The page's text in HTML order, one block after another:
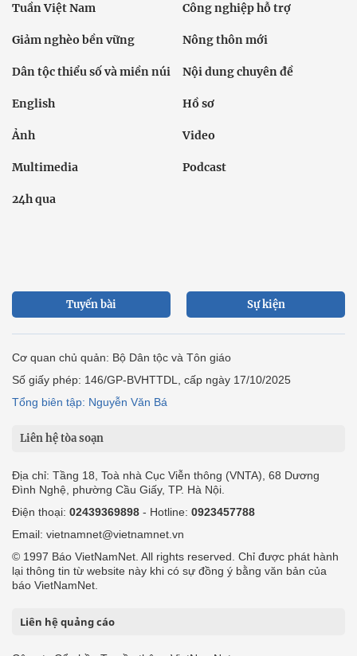
Tuần Việt Nam Công nghiệp hỗ trợ
Giảm nghèo bền vững Nông thôn mới
Dân tộc thiểu số và miền núi Nội dung chuyên đề
English Hồ sơ
Ảnh Video
Multimedia Podcast
24h qua
Tuyến bài Sự kiện
Cơ quan chủ quản: Bộ Dân tộc và Tôn giáo
Số giấy phép: 146/GP-BVHTTDL, cấp ngày 17/10/2025
Tổng biên tập: Nguyễn Văn Bá
Liên hệ tòa soạn
Địa chỉ: Tầng 18, Toà nhà Cục Viễn thông (VNTA), 68 Dương
Đình Nghệ, phường Cầu Giấy, TP. Hà Nội.
Điện thoại: 02439369898 - Hotline: 0923457788
Email: vietnamnet@vietnamnet.vn
© 1997 Báo VietNamNet. All rights reserved. Chỉ được phát hành
lại thông tin từ website này khi có sự đồng ý bằng văn bản của
báo VietNamNet.
Liên hệ quảng cáo